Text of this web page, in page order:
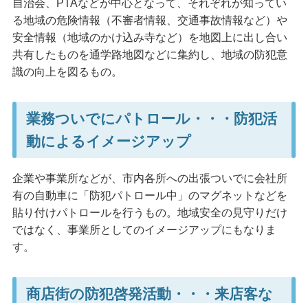
自治会、PTAなどが中心となって、それぞれが知ってい
る地域の危険情報（不審者情報、交通事故情報など）や
安全情報（地域のかけ込み寺など）を地図上に出し合い
共有したものを通学路地図などに集約し、地域の防犯意
識の向上を図るもの。
業務ついでにパトロール・・・防犯活
動によるイメージアップ
企業や事業所などが、市内各所への出張ついでに会社所
有の自動車に「防犯パトロール中」のマグネットなどを
貼り付けパトロールを行うもの。地域安全の見守りだけ
ではなく、事業所としてのイメージアップにもなりま
す。
商店街の防犯啓発活動・・・来店客な